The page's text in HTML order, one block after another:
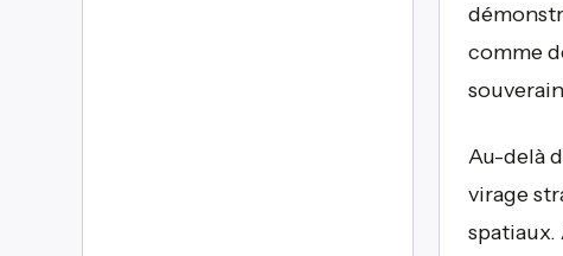
comme
Au-delà
virage
spatiaux.